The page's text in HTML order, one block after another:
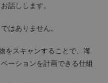
話しします。
はありません。
をスキャンすることで、海
ーションを計画できる仕組